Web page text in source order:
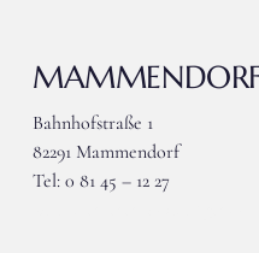
Bahnhofstraße 1
82291 Mammendorf
Tel: 0 81 45 – 12 27